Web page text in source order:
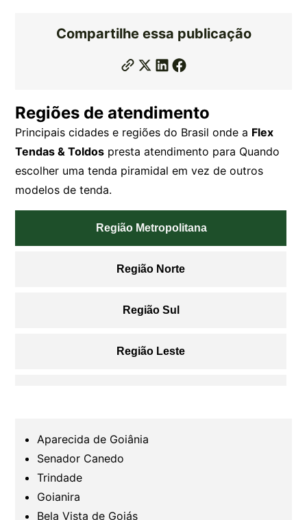
Compartilhe essa publicação
Regiões de atendimento
Principais cidades e regiões do Brasil onde a Flex
Tendas & Toldos presta atendimento para Quando
escolher uma tenda piramidal em vez de outros
modelos de tenda.
Região Metropolitana
Região Norte
Região Sul
Região Leste
Região Sudoeste
Aparecida de Goiânia
Senador Canedo
Trindade
Goianira
Bela Vista de Goiás